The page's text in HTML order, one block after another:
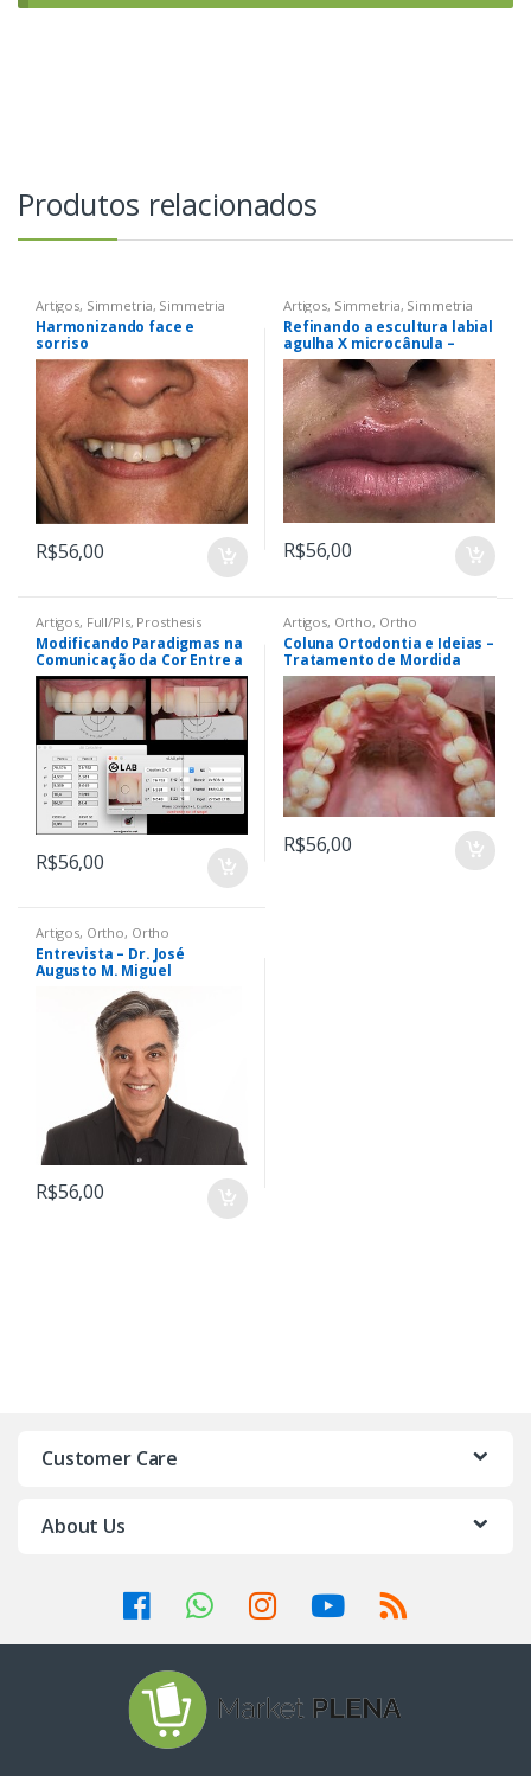
Produtos relacionados
Artigos, Simmetria, Simmetria
Harmonizando face e
sorriso
R$56,00
Artigos, Simmetria, Simmetria
Refinando a escultura labial
agulha X microcânula –
relato de caso
R$56,00
Artigos, Full/Pls, Prosthesis
Modificando Paradigmas na
Comunicação da Cor Entre a
Clínica e o Laboratório: o
Sistema Elab
R$56,00
Artigos, Ortho, Ortho
Coluna Ortodontia e Ideias –
Tratamento de Mordida
Aberta com a Técnica
Ortodôntica Fixa Sem
Bráquetes, com Tecnologia
Tridimensional 3DBOT
(Bracketless Orthodontics
Treatment)
R$56,00
Artigos, Ortho, Ortho
Entrevista – Dr. José
Augusto M. Miguel
R$56,00
Customer Care
About Us